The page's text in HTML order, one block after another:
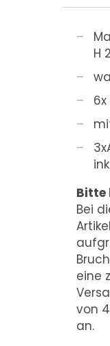
H
6x
Bitte
Bei
eine
von
an.